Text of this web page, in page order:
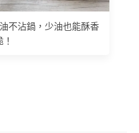
不沾鍋，少油也能酥香
！